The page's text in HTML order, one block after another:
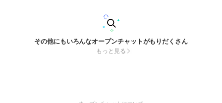
その他にもいろんなオープンチャットがもりだくさん
もっと見る